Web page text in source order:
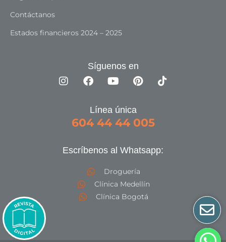
Contáctanos
Estados financieros 2024 – 2025
Síguenos en
Línea única
604 44 44 005
Escríbenos al Whatsapp:
Droguería
Clínica Medellín
Clínica Bogotá